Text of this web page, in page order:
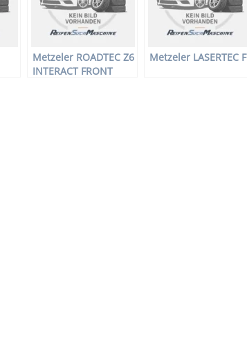
Metzeler ROADTEC Z6
INTERACT FRONT
Metzeler LASERTEC F